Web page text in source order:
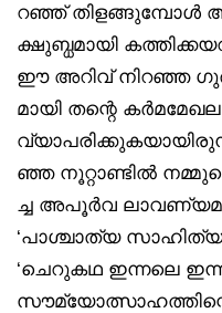
റഞ്ഞ് തിളങ്ങുമ്പോൾ
ക്ഷുബ്ധമായി
ഈ അറിവ് നിറഞ്ഞ
മായി തന്റെ
ഞ്ഞ നൂറ്റാണ്ടിൽ
ച്ച അപൂർവ
‘പാശ്ചാത്യ
‘ചെറുകഥ ഇന്നലെ